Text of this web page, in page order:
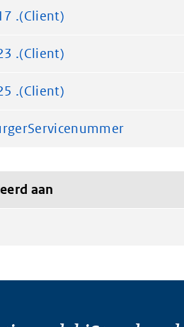
.(Client)
.(Client)
.(Client)
aan